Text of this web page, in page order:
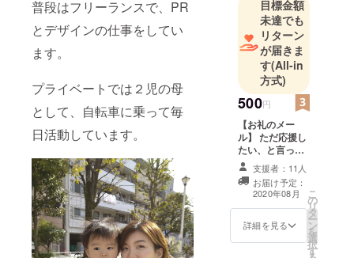
普段はフリーランスで、PR
とデザインの仕事をしてい
ます。
プライベートでは２児の母
として、自転車に乗って毎
日活動しています。
ングするよ
うに、日々
を過ごせま
すように。
目標金額
未達でも
リターン
が届きま
す(All-in
方式)
500円
【お礼のメー
ル】 ただ応援し
たい、と言って
くださる方に。
本当にありがと
うございます。
感謝を込めてお
礼のメールを差
し上げます。
支援者：11人
お届け予定：
2020年08月
詳細を見る
こ
の
リ
タ
ー
ン
を
選
択
す